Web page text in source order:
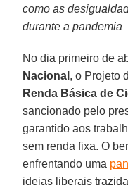
como as
durante a pandemia
No dia primeiro de
Nacional , o Projeto
Renda Básica de
sancionado pelo
garantido aos
sem renda fixa. O
enfrentando uma
ideias liberais